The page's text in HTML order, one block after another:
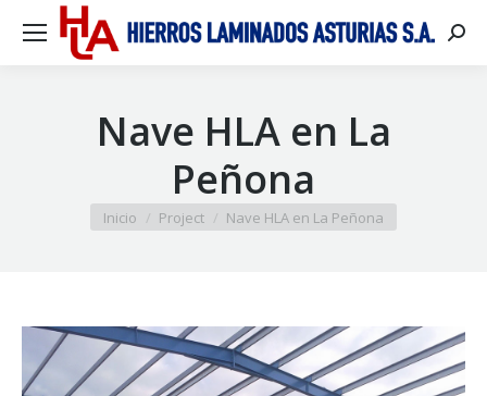
Nave HLA en La
Peñona
Estás aquí:
Inicio Project Nave HLA en La Peñona